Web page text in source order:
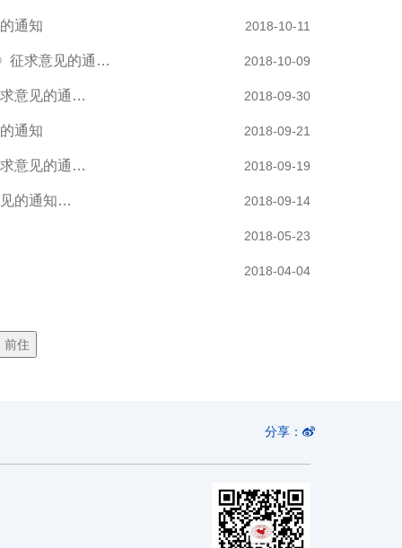
通知 2018-10-11
征求意见的通… 2018-10-09
意见的通… 2018-09-30
通知 2018-09-21
意见的通… 2018-09-19
见的通知… 2018-09-14
2018-05-23
2018-04-04
分享：